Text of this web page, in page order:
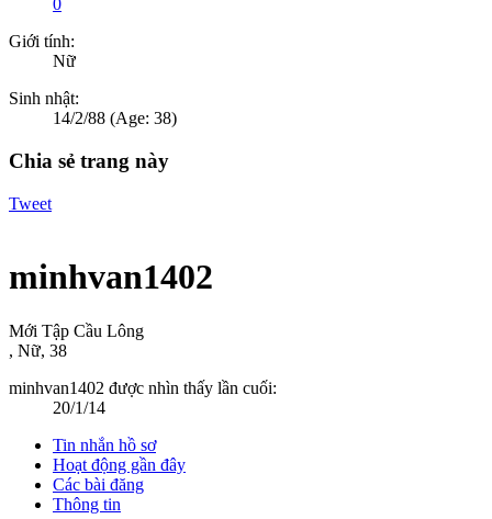
0
Giới tính:
Nữ
Sinh nhật:
14/2/88 (Age: 38)
Chia sẻ trang này
Tweet
minhvan1402
Mới Tập Cầu Lông
, Nữ, 38
minhvan1402 được nhìn thấy lần cuối:
20/1/14
Tin nhắn hồ sơ
Hoạt động gần đây
Các bài đăng
Thông tin